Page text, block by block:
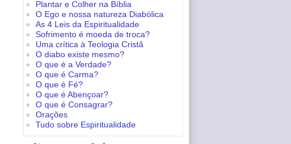
Plantar e Colher na Bíblia
O Ego e nossa natureza Diabólica
As 4 Leis da Espiritualidade
Sofrimento é moeda de troca?
Uma crítica à Teologia Cristã
O diabo existe mesmo?
O que é a Verdade?
O que é Carma?
O que é Fé?
O que é Abençoar?
O que é Consagrar?
Orações
Tudo sobre Espiritualidade